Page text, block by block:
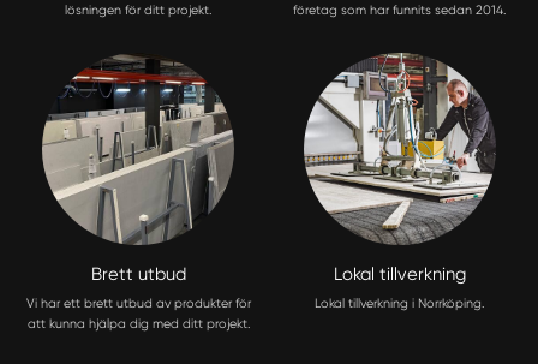
lösningen för ditt projekt.
företag som har funnits sedan 2014.
Brett utbud
Vi har ett brett utbud av produkter för
att kunna hjälpa dig med ditt projekt.
Lokal tillverkning
Lokal tillverkning i Norrköping.